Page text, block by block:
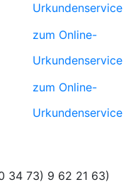
Urkundenservice
zum Online-
Urkundenservice
zum Online-
Urkundenservice
)